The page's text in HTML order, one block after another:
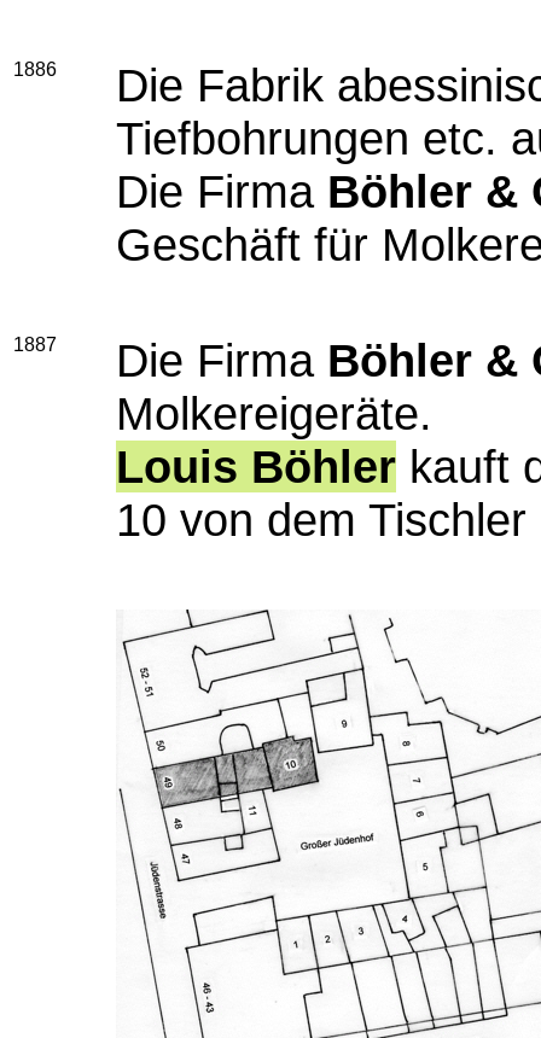
1886
Die Fabrik
Tiefbohrungen etc.
Die Firma Böhler &
Geschäft für
1887 Die Firma Böhler &
Molkereigeräte.
Louis Böhler kauft
10 von dem Tischler